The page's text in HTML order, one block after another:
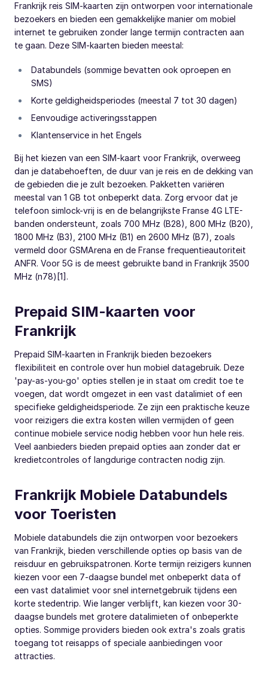
Frankrijk reis SIM-kaarten zijn ontworpen voor internationale
bezoekers en bieden een gemakkelijke manier om mobiel
internet te gebruiken zonder lange termijn contracten aan
te gaan. Deze SIM-kaarten bieden meestal:
Databundels (sommige bevatten ook oproepen en
SMS)
Korte geldigheidsperiodes (meestal 7 tot 30 dagen)
Eenvoudige activeringsstappen
Klantenservice in het Engels
Bij het kiezen van een SIM-kaart voor Frankrijk, overweeg
dan je databehoeften, de duur van je reis en de dekking van
de gebieden die je zult bezoeken. Pakketten variëren
meestal van 1 GB tot onbeperkt data. Zorg ervoor dat je
telefoon simlock-vrij is en de belangrijkste Franse 4G LTE-
banden ondersteunt, zoals 700 MHz (B28), 800 MHz (B20),
1800 MHz (B3), 2100 MHz (B1) en 2600 MHz (B7), zoals
vermeld door GSMArena en de Franse frequentieautoriteit
ANFR. Voor 5G is de meest gebruikte band in Frankrijk 3500
MHz (n78)[1].
Prepaid SIM-kaarten voor
Frankrijk
Prepaid SIM-kaarten in Frankrijk bieden bezoekers
flexibiliteit en controle over hun mobiel datagebruik. Deze
'pay-as-you-go' opties stellen je in staat om credit toe te
voegen, dat wordt omgezet in een vast datalimiet of een
specifieke geldigheidsperiode. Ze zijn een praktische keuze
voor reizigers die extra kosten willen vermijden of geen
continue mobiele service nodig hebben voor hun hele reis.
Veel aanbieders bieden prepaid opties aan zonder dat er
kredietcontroles of langdurige contracten nodig zijn.
Frankrijk Mobiele Databundels
voor Toeristen
Mobiele databundels die zijn ontworpen voor bezoekers
van Frankrijk, bieden verschillende opties op basis van de
reisduur en gebruikspatronen. Korte termijn reizigers kunnen
kiezen voor een 7-daagse bundel met onbeperkt data of
een vast datalimiet voor snel internetgebruik tijdens een
korte stedentrip. Wie langer verblijft, kan kiezen voor 30-
daagse bundels met grotere datalimieten of onbeperkte
opties. Sommige providers bieden ook extra's zoals gratis
toegang tot reisapps of speciale aanbiedingen voor
attracties.